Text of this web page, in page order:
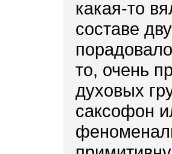
какая-то
составе
то, очень
духовых
саксофон